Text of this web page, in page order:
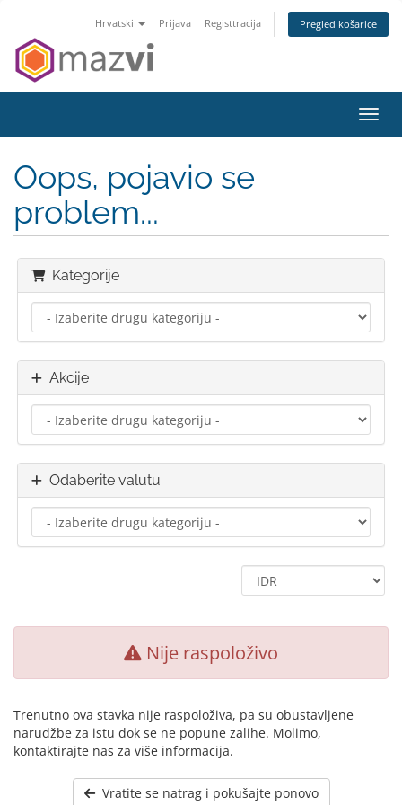
Hrvatski Prijava Registtracija Pregled košarice
Oops, pojavio se
problem...
Kategorije
Akcije
Odaberite valutu
Nije raspoloživo
Trenutno ova stavka nije raspoloživa, pa su obustavljene
narudžbe za istu dok se ne popune zalihe. Molimo,
kontaktirajte nas za više informacija.
Vratite se natrag i pokušajte ponovo